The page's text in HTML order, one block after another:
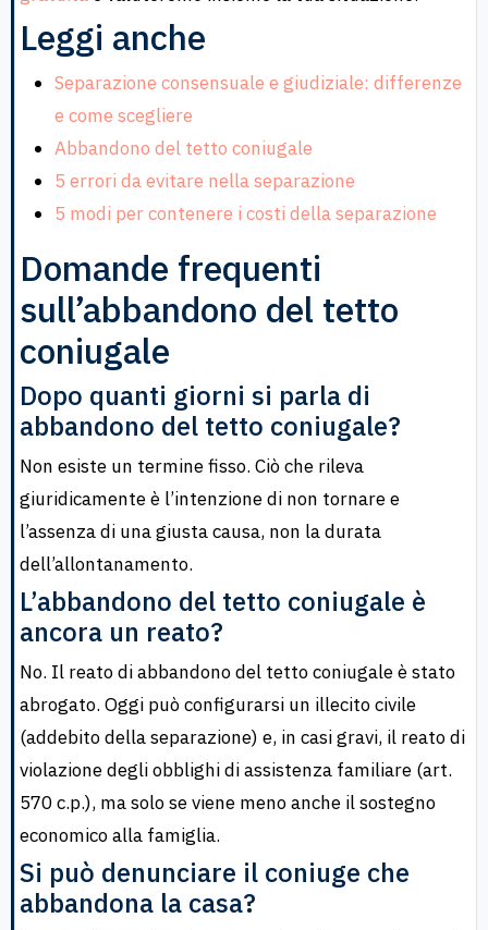
Leggi anche
Separazione consensuale e giudiziale: differenze
e come scegliere
Abbandono del tetto coniugale
5 errori da evitare nella separazione
5 modi per contenere i costi della separazione
Domande frequenti
sull’abbandono del tetto
coniugale
Dopo quanti giorni si parla di
abbandono del tetto coniugale?
Non esiste un termine fisso. Ciò che rileva
giuridicamente è l’intenzione di non tornare e
l’assenza di una giusta causa, non la durata
dell’allontanamento.
L’abbandono del tetto coniugale è
ancora un reato?
No. Il reato di abbandono del tetto coniugale è stato
abrogato. Oggi può configurarsi un illecito civile
(addebito della separazione) e, in casi gravi, il reato di
violazione degli obblighi di assistenza familiare (art.
570 c.p.), ma solo se viene meno anche il sostegno
economico alla famiglia.
Si può denunciare il coniuge che
abbandona la casa?